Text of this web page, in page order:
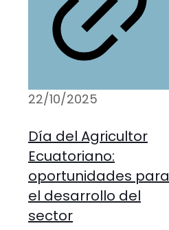
22/10/2025
Día del Agricultor
Ecuatoriano:
oportunidades para
el desarrollo del
sector